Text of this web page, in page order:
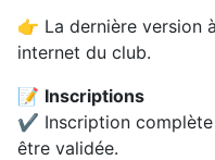
👉 La dernière version
internet du club.
📝 Inscriptions
✔ Inscription complète
être validée.